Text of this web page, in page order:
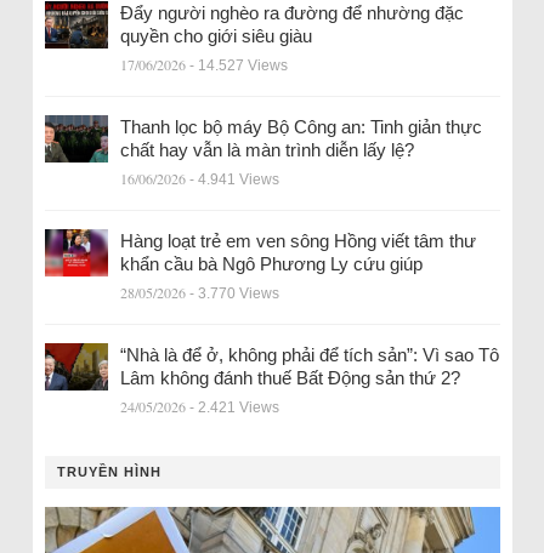
Đẩy người nghèo ra đường để nhường đặc
quyền cho giới siêu giàu
17/06/2026 - 14.527 Views
Thanh lọc bộ máy Bộ Công an: Tinh giản thực
chất hay vẫn là màn trình diễn lấy lệ?
16/06/2026 - 4.941 Views
Hàng loạt trẻ em ven sông Hồng viết tâm thư
khẩn cầu bà Ngô Phương Ly cứu giúp
28/05/2026 - 3.770 Views
“Nhà là để ở, không phải để tích sản”: Vì sao Tô
Lâm không đánh thuế Bất Động sản thứ 2?
24/05/2026 - 2.421 Views
TRUYỀN HÌNH